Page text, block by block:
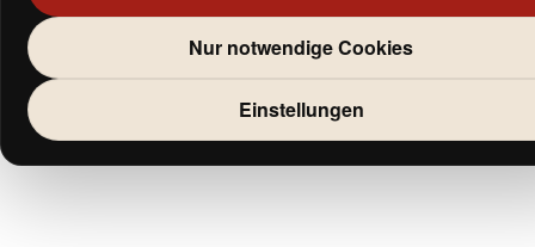
Nur notwendige Cookies
Einstellungen